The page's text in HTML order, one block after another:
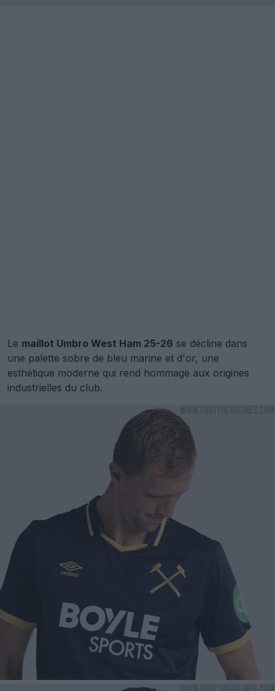
Le maillot Umbro West Ham 25-26 se décline dans
une palette sobre de bleu marine et d'or, une
esthétique moderne qui rend hommage aux origines
industrielles du club.